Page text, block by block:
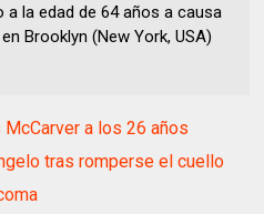
a la edad de 64 años a causa
Brooklyn (New York, USA)
a los 26 años
tras romperse el cuello